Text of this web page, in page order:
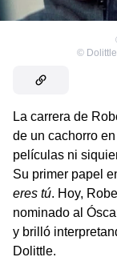
©
La carrera de
de un cachorro
películas ni
Su primer papel
eres tú. Hoy,
nominado al
y brilló
Dolittle.